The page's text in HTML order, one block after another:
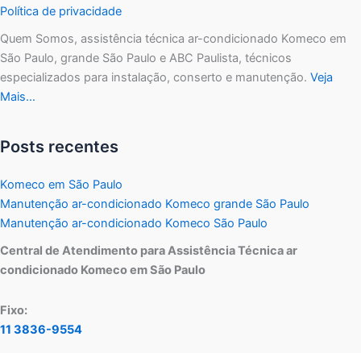
Política de privacidade
Quem Somos, assistência técnica ar-condicionado Komeco em
São Paulo, grande São Paulo e ABC Paulista, técnicos
especializados para instalação, conserto e manutenção. Veja
Mais…
Posts recentes
Komeco em São Paulo
Manutenção ar-condicionado Komeco grande São Paulo
Manutenção ar-condicionado Komeco São Paulo
Central de Atendimento para Assistência Técnica ar
condicionado Komeco em São Paulo
Fixo:
11 3836-9554